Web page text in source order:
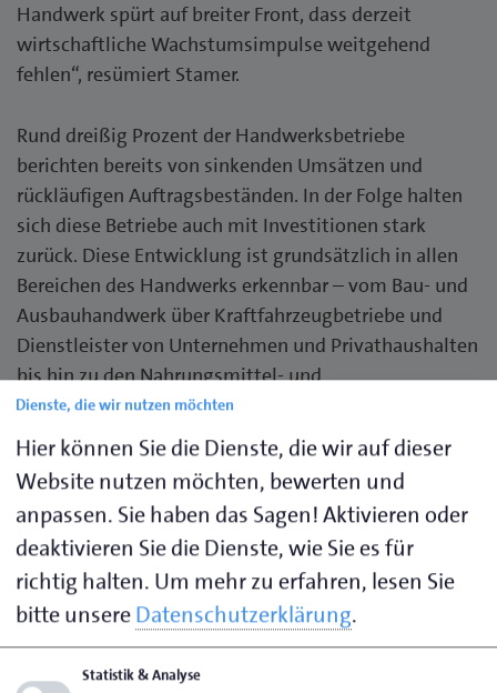
Handwerk spürt auf breiter Front, dass derzeit
wirtschaftliche Wachstumsimpulse weitgehend
fehlen“, resümiert Stamer.
Rund dreißig Prozent der Handwerksbetriebe
berichten bereits von sinkenden Umsätzen und
rückläufigen Auftragsbeständen. In der Folge halten
sich diese Betriebe auch mit Investitionen stark
zurück. Diese Entwicklung ist grundsätzlich in allen
Bereichen des Handwerks erkennbar – vom Bau- und
Ausbauhandwerk über Kraftfahrzeugbetriebe und
Dienstleister von Unternehmen und Privathaushalten
bis hin zu den Nahrungsmittel- und
Gesundheitshandwerken.
Für das vierte Quartal 2025 rechnen die schleswig-
holsteinischen Handwerksbetriebe überwiegend mit
einer gleichbleibenden Entwicklung: 59 Prozent
erwarten keine Veränderung ihrer Geschäftslage, 19
Prozent gehen von einer Verbesserung und 22
Prozent von einer Verschlechterung aus.
Der begrenzte Optimismus resultiert auch aus einem
Dienste, die wir nutzen möchten
Hier können Sie die Dienste, die wir auf dieser
Website nutzen möchten, bewerten und
anpassen. Sie haben das Sagen! Aktivieren oder
deaktivieren Sie die Dienste, wie Sie es für
richtig halten. Um mehr zu erfahren, lesen Sie
bitte unsereDatenschutzerklärung.
Statistik & Analyse